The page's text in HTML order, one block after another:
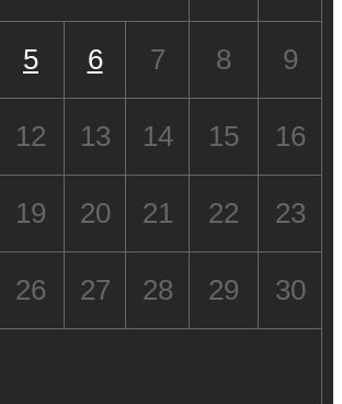
5 6 7 8 9
12 13 14 15 16
19 20 21 22 23
26 27 28 29 30